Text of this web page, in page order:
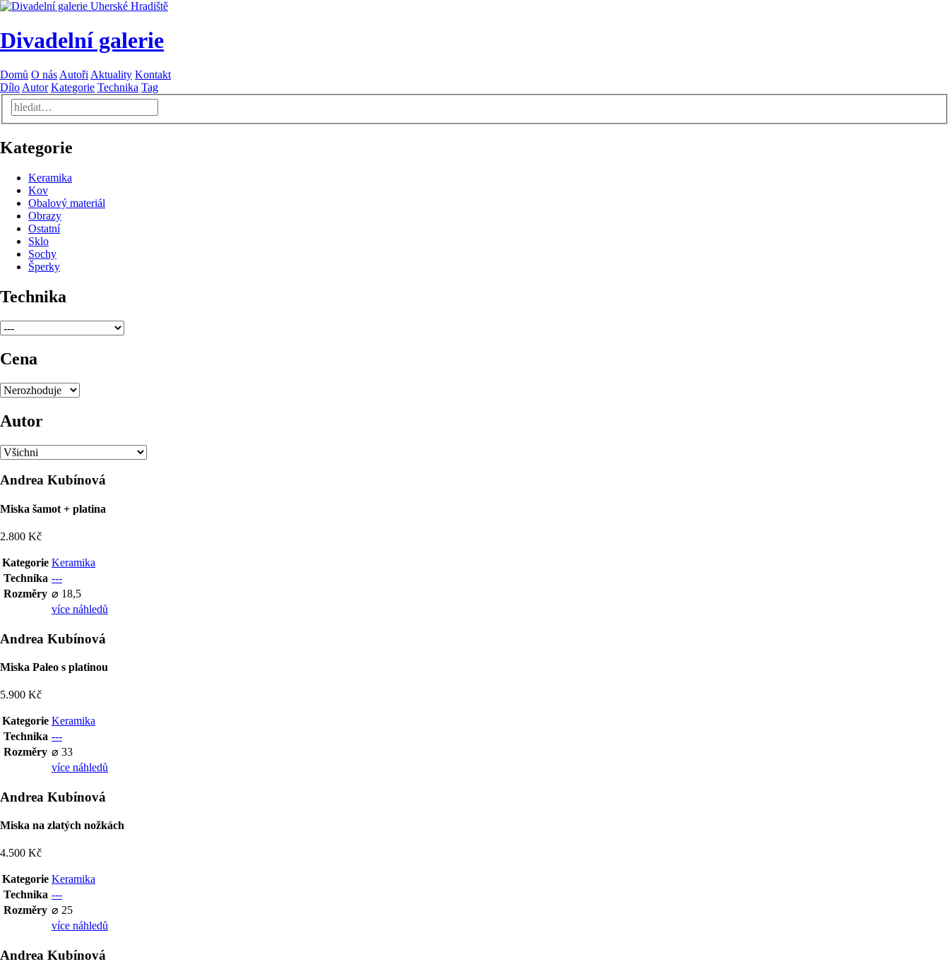
Divadelní galerie
Domů O nás Autoři Aktuality Kontakt
Dílo Autor Kategorie Technika Tag
Kategorie
Keramika
Kov
Obalový materiál
Obrazy
Ostatní
Sklo
Sochy
Šperky
Technika
Cena
Autor
Andrea Kubínová
Miska šamot + platina
2.800 Kč
Kategorie Keramika
Technika ---
Rozměry ⌀ 18,5
více náhledů
Andrea Kubínová
Miska Paleo s platinou
5.900 Kč
Kategorie Keramika
Technika ---
Rozměry ⌀ 33
více náhledů
Andrea Kubínová
Miska na zlatých nožkách
4.500 Kč
Kategorie Keramika
Technika ---
Rozměry ⌀ 25
více náhledů
Andrea Kubínová